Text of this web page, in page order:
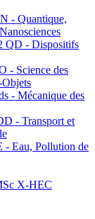
- Quantique,
- Dispositifs
- Science des
- Mécanique des
- Transport et
Eau, Pollution de
X-HEC